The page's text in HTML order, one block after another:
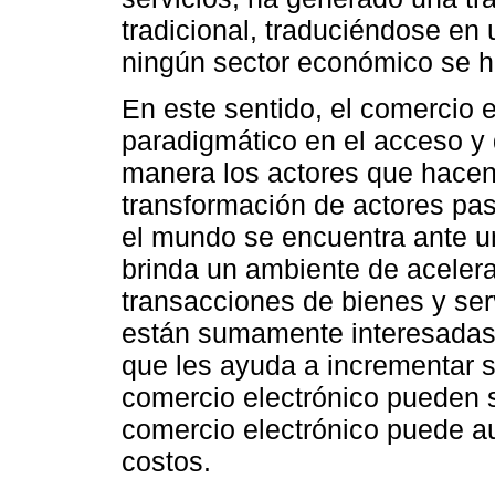
tradicional, traduciéndose en
ningún sector económico se
En este sentido, el comercio
paradigmático en el acceso
manera los actores que
transformación de actores
el mundo se encuentra ante
brinda un ambiente de
transacciones de bienes y
están sumamente
que les ayuda a incrementar
comercio electrónico pueden
comercio electrónico puede
costos.